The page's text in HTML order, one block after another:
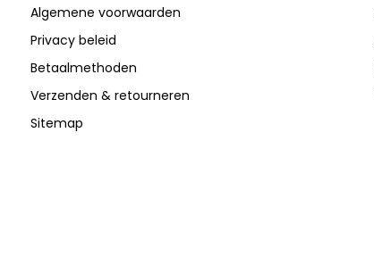
Algemene voorwaarden
Privacy beleid
Betaalmethoden
Verzenden & retourneren
Sitemap